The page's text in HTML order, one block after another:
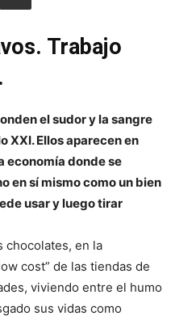
Trabajo
el sudor y la sangre
XXI. Ellos aparecen en
economía donde se
en sí mismo como un bien
usar y luego tirar
chocolates, en la
cost” de las tiendas de
viviendo entre el humo
sus vidas como